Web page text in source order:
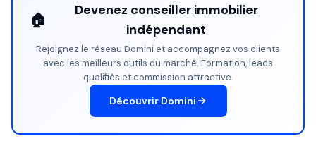
🏠
Devenez conseiller immobilier
indépendant
Rejoignez le réseau Domini et accompagnez vos clients
avec les meilleurs outils du marché. Formation, leads
qualifiés et commission attractive.
Découvrir Domini